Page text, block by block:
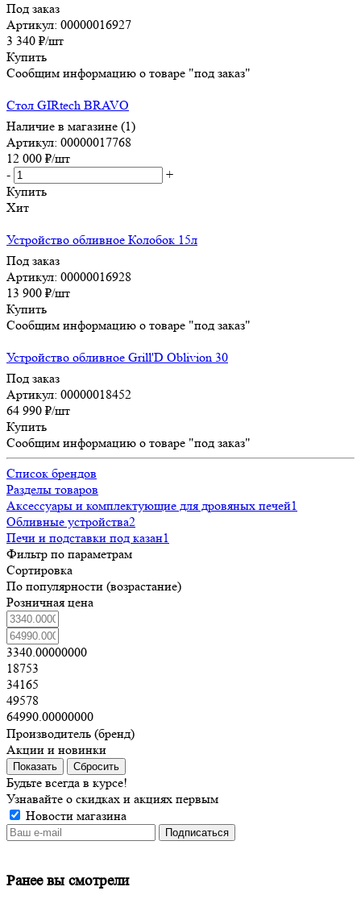
Под заказ
Артикул: 00000016927
3 340 ₽/шт
Купить
Сообщим информацию о товаре "под заказ"
Стол GIRtech BRAVO
Наличие в магазине (1)
Артикул: 00000017768
12 000 ₽/шт
-
+
Купить
Хит
Устройство обливное Колобок 15л
Под заказ
Артикул: 00000016928
13 900 ₽/шт
Купить
Сообщим информацию о товаре "под заказ"
Устройство обливное Grill'D Oblivion 30
Под заказ
Артикул: 00000018452
64 990 ₽/шт
Купить
Сообщим информацию о товаре "под заказ"
Список брендов
Разделы товаров
Аксессуары и комплектующие для дровяных печей1
Обливные устройства2
Печи и подставки под казан1
Фильтр по параметрам
Сортировка
По популярности (возрастание)
Розничная цена
3340.00000000
18753
34165
49578
64990.00000000
Производитель (бренд)
Акции и новинки
Сбросить
Будьте всегда в курсе!
Узнавайте о скидках и акциях первым
Новости магазина
Ранее вы смотрели